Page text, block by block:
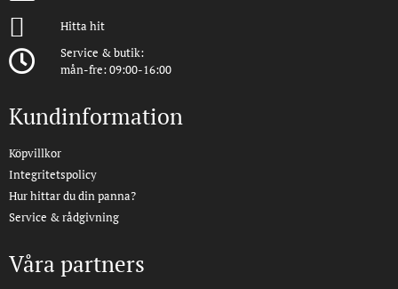
Hitta hit
Service & butik:
mån-fre: 09:00-16:00
Kundinformation
Köpvillkor
Integritetspolicy
Hur hittar du din panna?
Service & rådgivning
Våra partners